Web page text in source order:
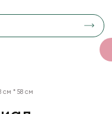
см * 58 см